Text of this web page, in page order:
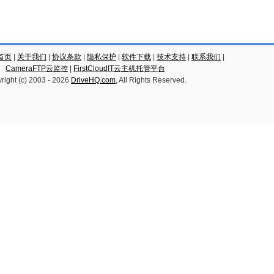
页 关于我们 协议条款 隐私保护 软件下载 技术支持 联系我们
CameraFTP云监控
FirstCloudIT云主机托管平台
(c) 2003 - 2026 DriveHQ.com, All Rights Reserved.